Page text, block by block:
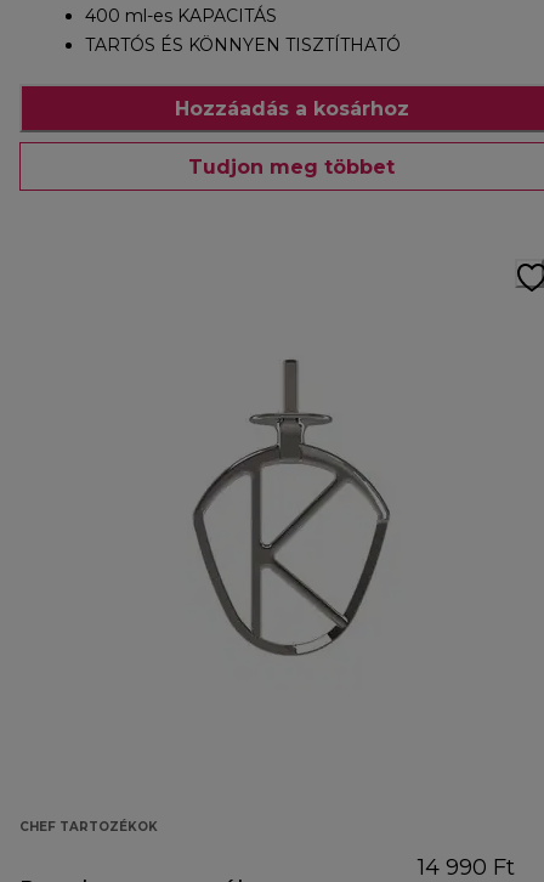
400 ml-es KAPACITÁS
TARTÓS ÉS KÖNNYEN TISZTÍTHATÓ
Hozzáadás a kosárhoz
Tudjon meg többet
CHEF TARTOZÉKOK
14 990 Ft